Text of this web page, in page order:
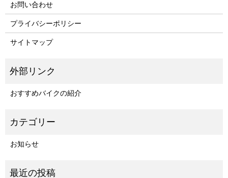
お問い合わせ
プライバシーポリシー
サイトマップ
おすすめバイクの紹介
お知らせ